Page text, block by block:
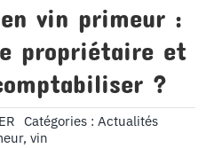
vin primeur :
propriétaire et
?
Catégories : Actualités
, vin